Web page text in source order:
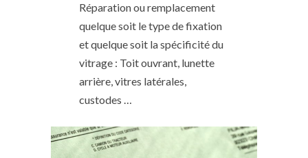
Réparation ou remplacement
quelque soit le type de fixation
et quelque soit la spécificité du
vitrage : Toit ouvrant, lunette
arrière, vitres latérales,
custodes …